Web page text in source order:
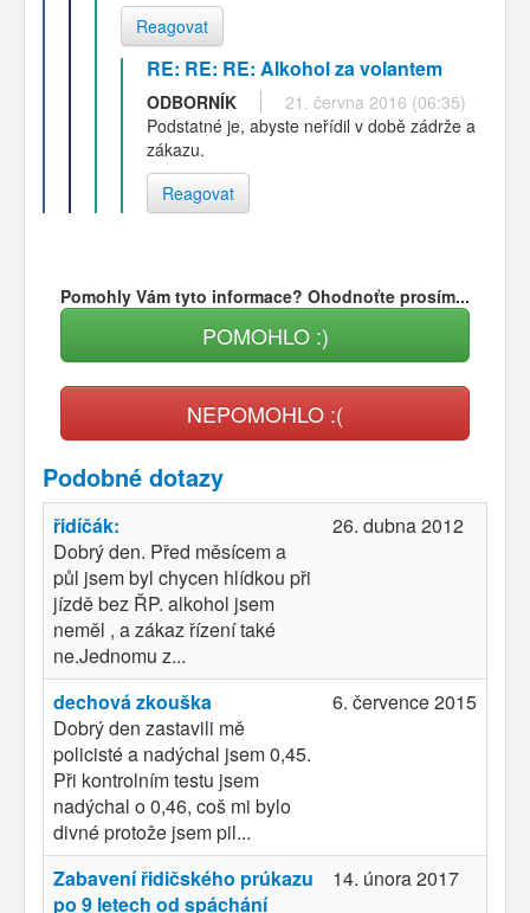
Reagovat
RE: RE: RE: Alkohol za volantem
ODBORNÍK
21. června 2016 (06:35)
Podstatné je, abyste neřídil v době zádrže a
zákazu.
Reagovat
Pomohly Vám tyto informace? Ohodnoťte prosím...
POMOHLO :)
NEPOMOHLO :(
Podobné dotazy
řidíčák:
Dobrý den. Před měsícem a
půl jsem byl chycen hlídkou při
jízdě bez ŘP. alkohol jsem
neměl , a zákaz řízení také
ne.Jednomu z...
26. dubna 2012
dechová zkouška
Dobrý den zastavili mě
policisté a nadýchal jsem 0,45.
Při kontrolním testu jsem
nadýchal o 0,46, coš mi bylo
divné protože jsem pil...
6. července 2015
Zabavení řidičského prúkazu
po 9 letech od spáchání
14. února 2017